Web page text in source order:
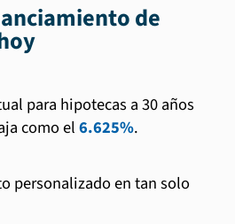
de
para hipotecas a 30 años
como el6.625%.
personalizado en tan solo